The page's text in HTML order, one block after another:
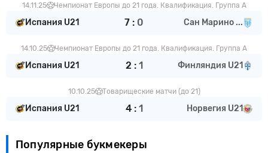
14.11.25 Чемпионат Европы до 21 года. Квалификация. Группа A
Испания U21 7 : 0 Сан Марино ...
14.10.25 Чемпионат Европы до 21 года. Квалификация. Группа A
Испания U21 2 : 1 Финляндия U21
10.10.25 Товарищеские матчи (до 21)
Испания U21 4: 1 Норвегия U21
Популярные букмекеры